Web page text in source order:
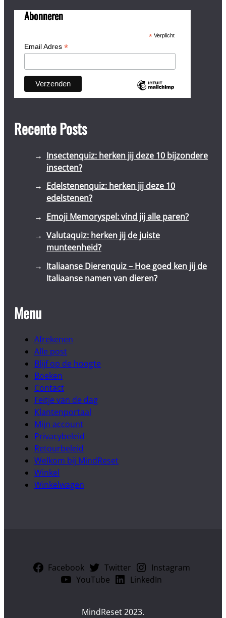
Abonneren
*Verplicht
Email Adres *
Recente Posts
Insectenquiz: herken jij deze 10 bijzondere
insecten?
Edelstenenquiz: herken jij deze 10
edelstenen?
Emoji Memoryspel: vind jij alle paren?
Valutaquiz: herken jij de juiste
munteenheid?
Italiaanse Dierenquiz – Hoe goed ken jij de
Italiaanse namen van dieren?
Menu
Afrekenen
Alle post
Blijf op de hoogte
Boeken
Contact
Feitje van de dag
Klantenportaal
Mijn account
Privacybeleid
Retourbeleid
Welkom bij MindReset
Winkel
Winkelwagen
Facebook Twitter
Instagram
YouTube
LinkedIn
MindReset 2023.